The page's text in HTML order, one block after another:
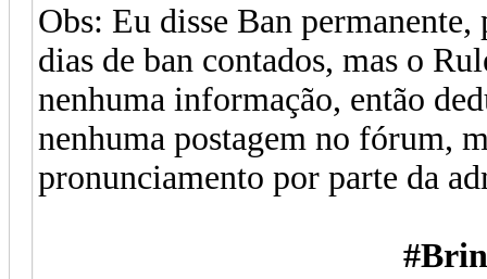
Obs: Eu disse Ban
dias de ban contados, mas o
nenhuma informação, então
nenhuma postagem no fórum,
pronunciamento por parte da